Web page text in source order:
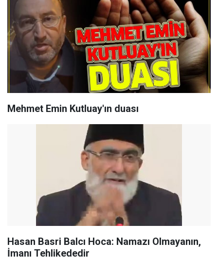
Mehmet Emin Kutluay'ın duası
Hasan Basri Balcı Hoca: Namazı Olmayanın,
İmanı Tehlikededir